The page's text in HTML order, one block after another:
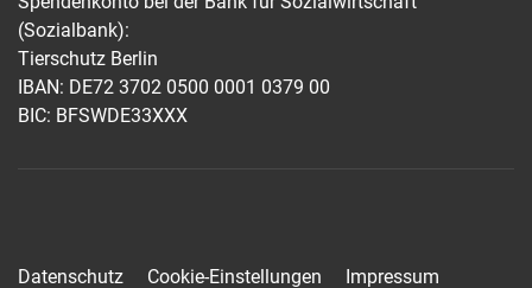
(Sozialbank):
Tierschutz Berlin
IBAN: DE72 3702 0500 0001 0379 00
BIC: BFSWDE33XXX
Datenschutz Cookie-Einstellungen Impressum